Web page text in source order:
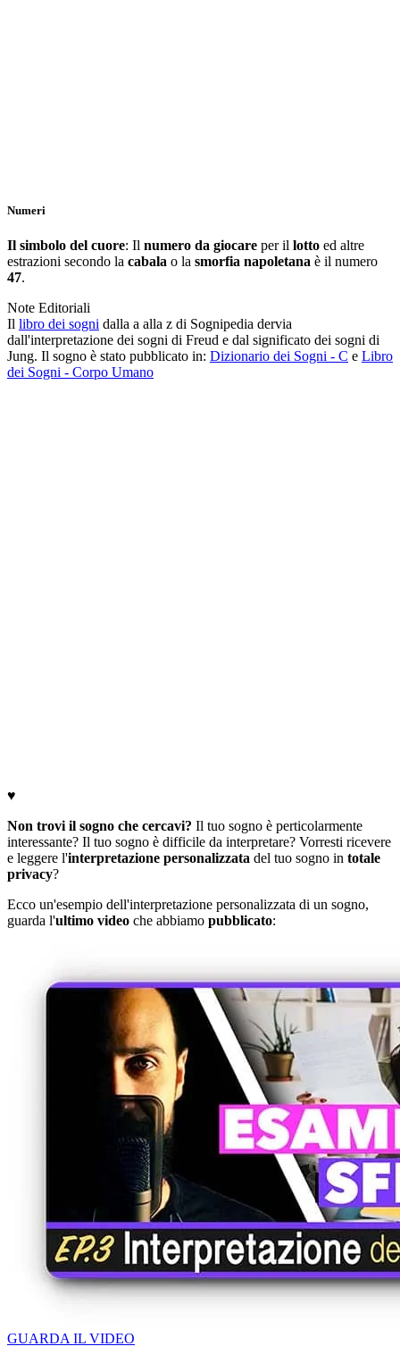
Numeri
Il simbolo del cuore: Il numero da giocare per il lotto ed altre
estrazioni secondo la cabala o la smorfia napoletana è il numero
47.
Note Editoriali
Il libro dei sogni dalla a alla z di Sognipedia dervia
dall'interpretazione dei sogni di Freud e dal significato dei sogni di
Jung. Il sogno è stato pubblicato in: Dizionario dei Sogni - C e Libro
dei Sogni - Corpo Umano
♥
Non trovi il sogno che cercavi? Il tuo sogno è perticolarmente
interessante? Il tuo sogno è difficile da interpretare? Vorresti ricevere
e leggere l'interpretazione personalizzata del tuo sogno in totale
privacy?
Ecco un'esempio dell'interpretazione personalizzata di un sogno,
guarda l'ultimo video che abbiamo pubblicato:
GUARDA IL VIDEO